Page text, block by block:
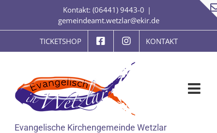
springen
Kontakt: (06441) 9443-0 |
gemeindeamt.wetzlar@ekir.de
TICKETSHOP KONTAKT
Evangelische Kirchengemeinde Wetzlar